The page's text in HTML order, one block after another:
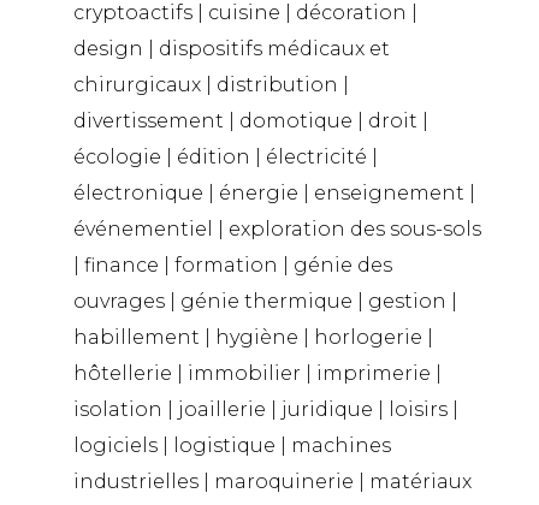
cryptoactifs | cuisine | décoration |
design | dispositifs médicaux et
chirurgicaux | distribution |
divertissement | domotique | droit |
écologie | édition | électricité |
électronique | énergie | enseignement |
événementiel | exploration des sous-sols
| finance | formation | génie des
ouvrages | génie thermique | gestion |
habillement | hygiène | horlogerie |
hôtellerie | immobilier | imprimerie |
isolation | joaillerie | juridique | loisirs |
logiciels | logistique | machines
industrielles | maroquinerie | matériaux